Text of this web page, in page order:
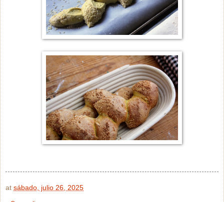
at sábado, julio 26, 2025